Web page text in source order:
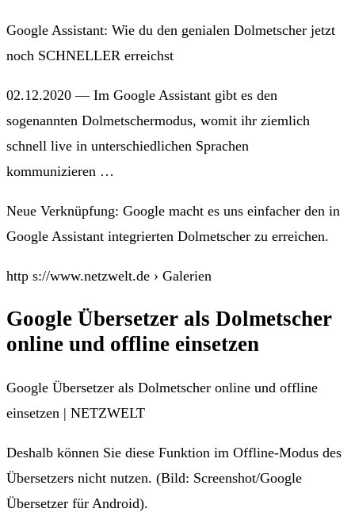
Google Assistant: Wie du den genialen Dolmetscher jetzt
noch SCHNELLER erreichst
02.12.2020 — Im Google Assistant gibt es den
sogenannten Dolmetschermodus, womit ihr ziemlich
schnell live in unterschiedlichen Sprachen
kommunizieren …
Neue Verknüpfung: Google macht es uns einfacher den in
Google Assistant integrierten Dolmetscher zu erreichen.
http s://www.netzwelt.de › Galerien
Google Übersetzer als Dolmetscher
online und offline einsetzen
Google Übersetzer als Dolmetscher online und offline
einsetzen | NETZWELT
Deshalb können Sie diese Funktion im Offline-Modus des
Übersetzers nicht nutzen. (Bild: Screenshot/Google
Übersetzer für Android).